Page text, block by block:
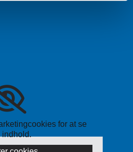
for at se
indhold.